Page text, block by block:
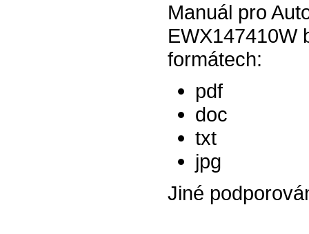
Manuál pro
EWX147410W
formátech:
pdf
doc
txt
jpg
Jiné